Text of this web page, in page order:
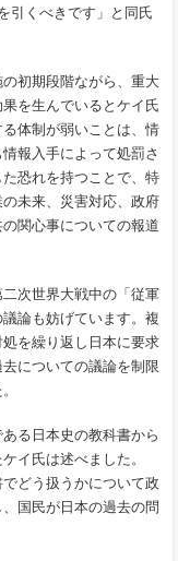
引くべきです」と同氏
初期段階ながら、重大
を生んでいるとケイ氏
体制が弱いことは、情
報入手によって処罰さ
恐れを持つことで、特
未来、災害対応、政府
関心事についての報道
次世界大戦中の「従軍
論も妨げています。複
を繰り返し日本に要求
についての議論を制限
る日本史の教科書から
イ氏は述べました。
どう扱うかについて政
国民が日本の過去の問